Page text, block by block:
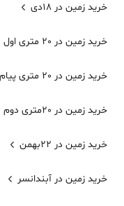
خرید زمین در 18دی
خرید زمین در 20 متری اول
خرید زمین در 20 متری پیام نور
خرید زمین در 20متری دوم
خرید زمین در 22بهمن
خرید زمین در آبندانسر